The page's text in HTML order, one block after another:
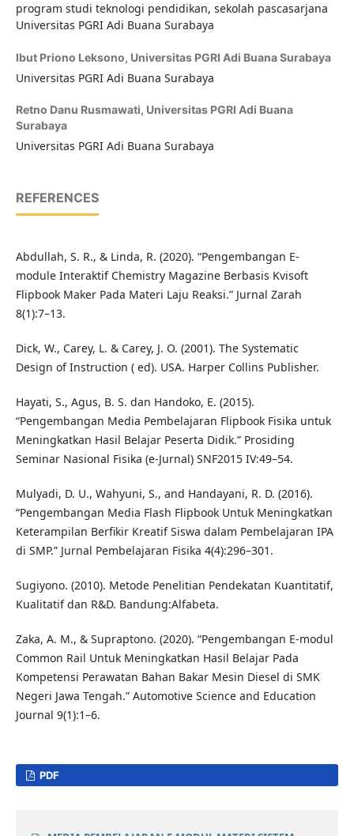
program studi teknologi pendidikan, sekolah pascasarjana
Universitas PGRI Adi Buana Surabaya
Ibut Priono Leksono, Universitas PGRI Adi Buana Surabaya
Universitas PGRI Adi Buana Surabaya
Retno Danu Rusmawati, Universitas PGRI Adi Buana
Surabaya
Universitas PGRI Adi Buana Surabaya
REFERENCES
Abdullah, S. R., & Linda, R. (2020). “Pengembangan E-
module Interaktif Chemistry Magazine Berbasis Kvisoft
Flipbook Maker Pada Materi Laju Reaksi.” Jurnal Zarah
8(1):7–13.
Dick, W., Carey, L. & Carey, J. O. (2001). The Systematic
Design of Instruction ( ed). USA. Harper Collins Publisher.
Hayati, S., Agus, B. S. dan Handoko, E. (2015).
“Pengembangan Media Pembelajaran Flipbook Fisika untuk
Meningkatkan Hasil Belajar Peserta Didik.” Prosiding
Seminar Nasional Fisika (e-Jurnal) SNF2015 IV:49–54.
Mulyadi, D. U., Wahyuni, S., and Handayani, R. D. (2016).
“Pengembangan Media Flash Flipbook Untuk Meningkatkan
Keterampilan Berfikir Kreatif Siswa dalam Pembelajaran IPA
di SMP.” Jurnal Pembelajaran Fisika 4(4):296–301.
Sugiyono. (2010). Metode Penelitian Pendekatan Kuantitatif,
Kualitatif dan R&D. Bandung:Alfabeta.
Zaka, A. M., & Supraptono. (2020). “Pengembangan E-modul
Common Rail Untuk Meningkatkan Hasil Belajar Pada
Kompetensi Perawatan Bahan Bakar Mesin Diesel di SMK
Negeri Jawa Tengah.” Automotive Science and Education
Journal 9(1):1–6.
PDF